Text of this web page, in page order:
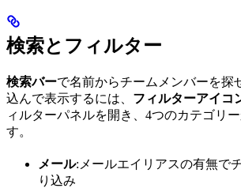
検索とフィルター
検索バーで名前からチームメンバーを探
込んで表示するには、 フィルターアイコ
ィルターパネルを開き、4つのカテゴリ
す。
メール:メールエイリアスの有無で
り込み